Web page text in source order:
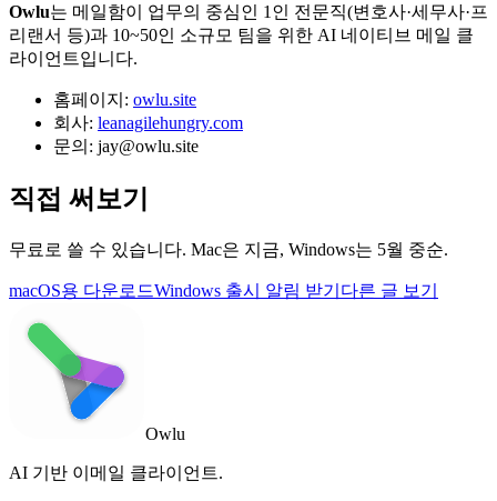
Owlu는 메일함이 업무의 중심인 1인 전문직(변호사·세무사·프
리랜서 등)과 10~50인 소규모 팀을 위한 AI 네이티브 메일 클
라이언트입니다.
홈페이지: owlu.site
회사: leanagilehungry.com
문의: jay@owlu.site
직접 써보기
무료로 쓸 수 있습니다. Mac은 지금, Windows는 5월 중순.
macOS용 다운로드Windows 출시 알림 받기 다른 글 보기
Owlu
AI 기반 이메일 클라이언트.